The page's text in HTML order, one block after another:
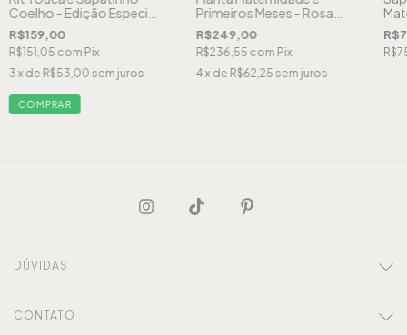
Coelho - Edição Especial
Páscoa - Rosa light
R$159,00
R$151,05 com Pix
3 x de R$53,00 sem juros
COMPRAR
Primeiros Meses - Rosa
Antigo
R$249,00
R$236,55 com Pix
4 x de R$62,25 sem juros
DÚVIDAS
CONTATO